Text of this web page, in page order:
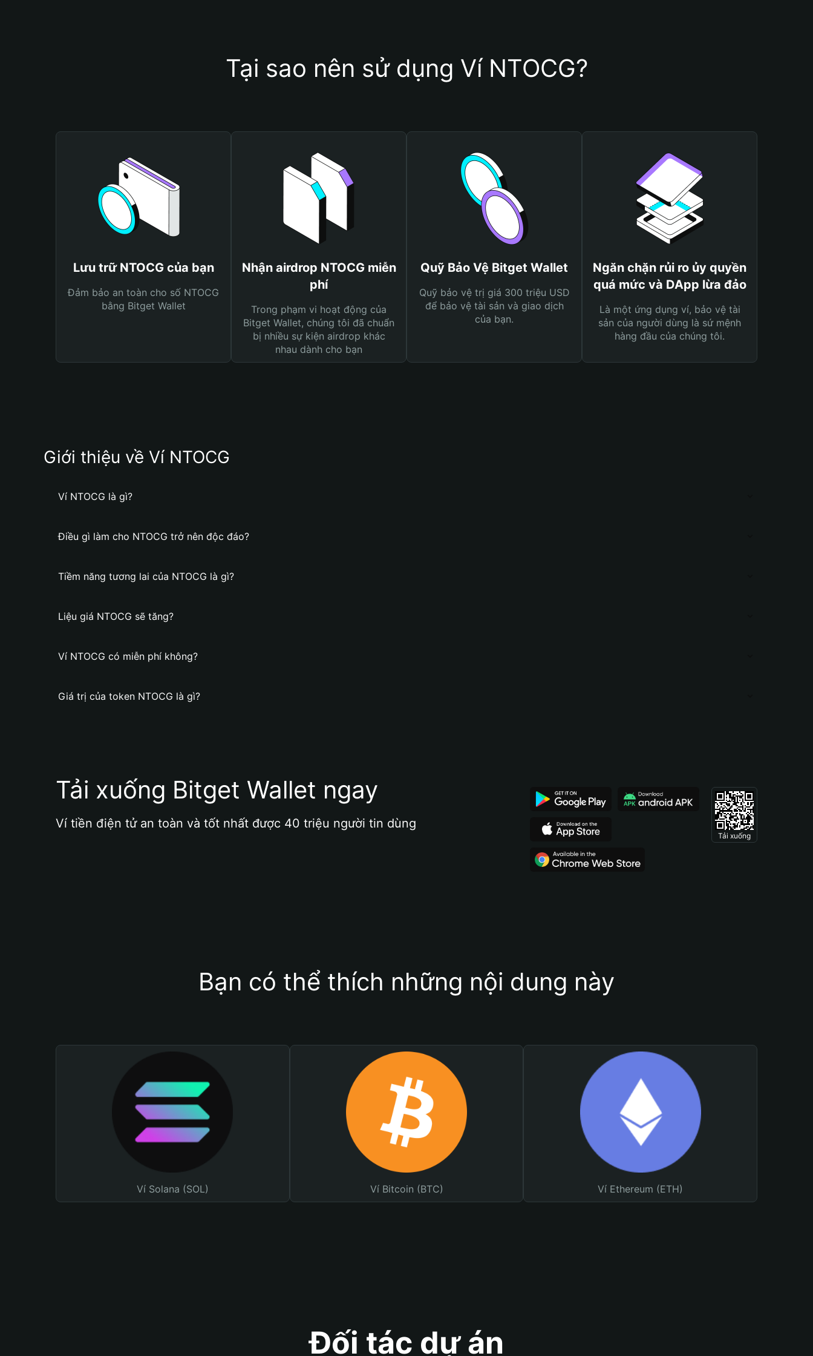
Tại sao nên sử dụng Ví NTOCG?
Lưu trữ NTOCG của bạn
Đảm bảo an toàn cho số NTOCG
bằng Bitget Wallet
Nhận airdrop NTOCG miễn
phí
Trong phạm vi hoạt động của
Bitget Wallet, chúng tôi đã chuẩn
bị nhiều sự kiện airdrop khác
nhau dành cho bạn
Quỹ Bảo Vệ Bitget Wallet
Quỹ bảo vệ trị giá 300 triệu USD
để bảo vệ tài sản và giao dịch
của bạn.
Ngăn chặn rủi ro ủy quyền
quá mức và DApp lừa đảo
Là một ứng dụng ví, bảo vệ tài
sản của người dùng là sứ mệnh
hàng đầu của chúng tôi.
Giới thiệu về Ví NTOCG
Ví NTOCG là gì?
Điều gì làm cho NTOCG trở nên độc đáo?
Tiềm năng tương lai của NTOCG là gì?
Liệu giá NTOCG sẽ tăng?
Ví NTOCG có miễn phí không?
Giá trị của token NTOCG là gì?
Tải xuống Bitget Wallet ngay
Ví tiền điện tử an toàn và tốt nhất được 40 triệu người tin dùng
Tải xuống
Bạn có thể thích những nội dung này
Ví Solana (SOL) Ví Bitcoin (BTC) Ví Ethereum (ETH)
Đối tác dự án